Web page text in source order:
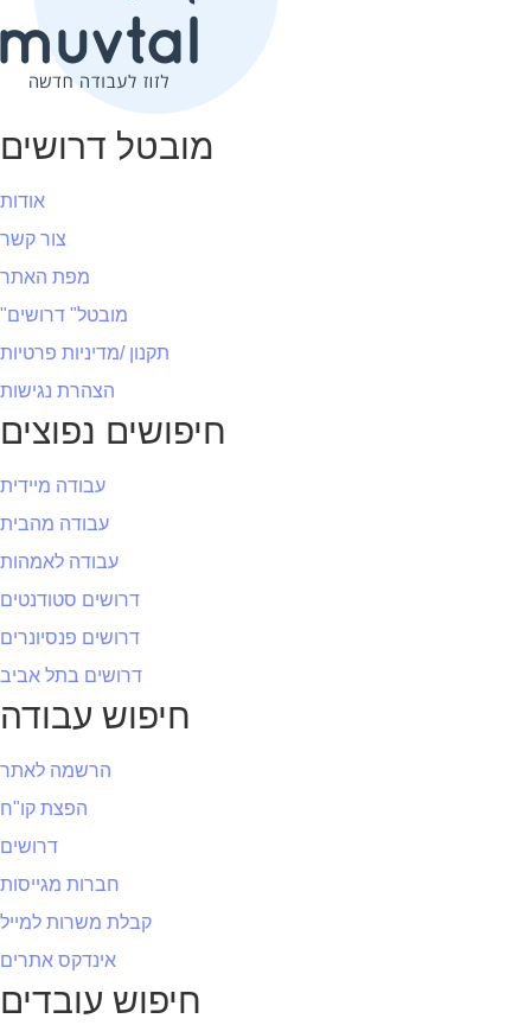
מובטל דרושים
אודות
צור קשר
מפת האתר
"מובטל" דרושים
תקנון /מדיניות פרטיות
הצהרת נגישות
חיפושים נפוצים
עבודה מיידית
עבודה מהבית
עבודה לאמהות
דרושים סטודנטים
דרושים פנסיונרים
דרושים בתל אביב
חיפוש עבודה
הרשמה לאתר
הפצת קו"ח
דרושים
חברות מגייסות
קבלת משרות למייל
אינדקס אתרים
חיפוש עובדים